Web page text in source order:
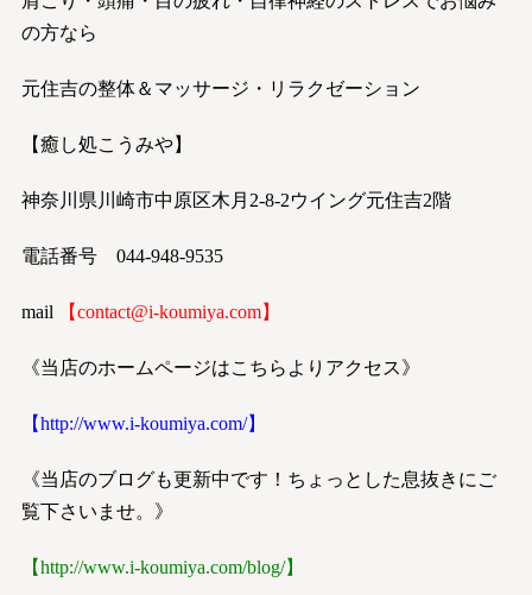
の方なら
元住吉の整体＆マッサージ・リラクゼーション
【癒し処こうみや】
神奈川県川崎市中原区木月2-8-2ウイング元住吉2階
電話番号 044-948-9535
mail 【contact@i-koumiya.com】
《当店のホームページはこちらよりアクセス》
【http://www.i-koumiya.com/】
《当店のブログも更新中です！ちょっとした息抜きにご
覧下さいませ。》
【http://www.i-koumiya.com/blog/】